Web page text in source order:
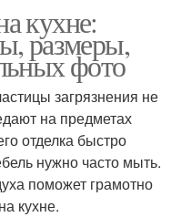
кухне:
размеры,
фото
загрязнения не
на предметах
отделка быстро
нужно часто мыть.
поможет грамотно
кухне.